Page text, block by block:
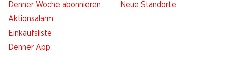
Denner Woche abonnieren
Aktionsalarm
Einkaufsliste
Denner App
Neue Standorte